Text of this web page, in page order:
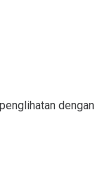
dengan